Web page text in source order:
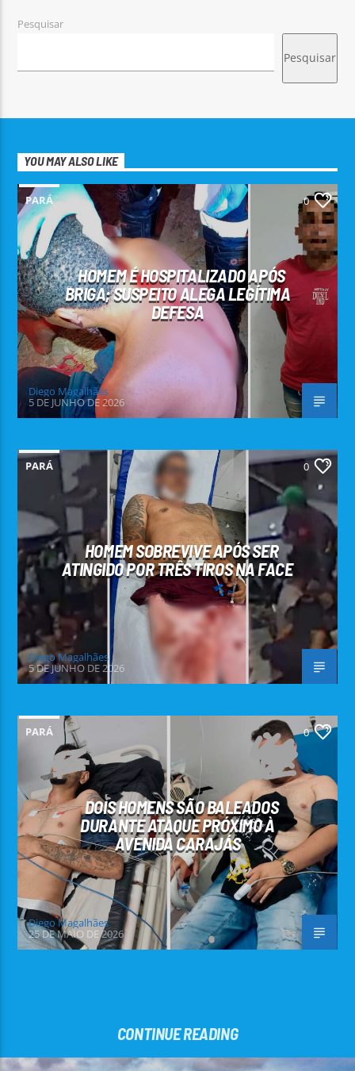
Pesquisar
Pesquisar
YOU MAY ALSO LIKE
PARÁ 0
HOMEM É HOSPITALIZADO APÓS
BRIGA; SUSPEITO ALEGA LEGÍTIMA
DEFESA
Diego Magalhães
5 DE JUNHO DE 2026
PARÁ 0
HOMEM SOBREVIVE APÓS SER
ATINGIDO POR TRÊS TIROS NA FACE
Diego Magalhães
5 DE JUNHO DE 2026
PARÁ 0
DOIS HOMENS SÃO BALEADOS
DURANTE ATAQUE PRÓXIMO À
AVENIDA CARAJÁS
Diego Magalhães
25 DE MAIO DE 2026
CONTINUE READING